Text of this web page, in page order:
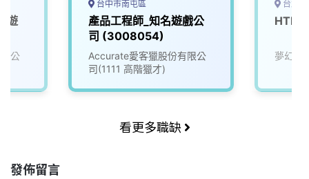
遊
公
台中市南屯區
產品工程師_知名遊戲公
司 (3008054)
Accurate愛客獵股份有限公
司(1111 高階獵才)
台北
夢幻互
看更多職缺
發佈留言